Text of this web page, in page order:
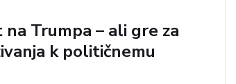
Trumpa – ali gre za
k političnemu